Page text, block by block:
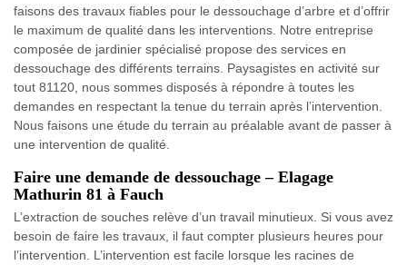
faisons des travaux fiables pour le dessouchage d’arbre et d’offrir
le maximum de qualité dans les interventions. Notre entreprise
composée de jardinier spécialisé propose des services en
dessouchage des différents terrains. Paysagistes en activité sur
tout 81120, nous sommes disposés à répondre à toutes les
demandes en respectant la tenue du terrain après l’intervention.
Nous faisons une étude du terrain au préalable avant de passer à
une intervention de qualité.
Faire une demande de dessouchage – Elagage
Mathurin 81 à Fauch
L’extraction de souches relève d’un travail minutieux. Si vous avez
besoin de faire les travaux, il faut compter plusieurs heures pour
l’intervention. L’intervention est facile lorsque les racines de